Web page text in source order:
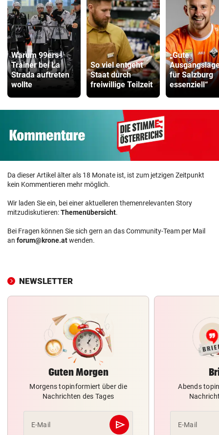
Warum 99ers-
Trainer bei La
Strada auftreten
wollte
So viel entgeht
Staat durch
freiwillige Teilzeit
„Gute
für Salzburg
essenziell“
Da dieser Artikel älter als 18 Monate ist, ist zum jetzigen Zeitpunkt
kein Kommentieren mehr möglich.
Wir laden Sie ein, bei einer aktuelleren themenrelevanten Story
mitzudiskutieren:Themenübersicht.
Bei Fragen können Sie sich gern an das Community-Team per Mail
an forum@krone.atwenden.
NEWSLETTER
Guten Morgen
Morgens topinformiert über die
Nachrichten des Tages
E-Mail send
Abschicken
Abends
E-Mail